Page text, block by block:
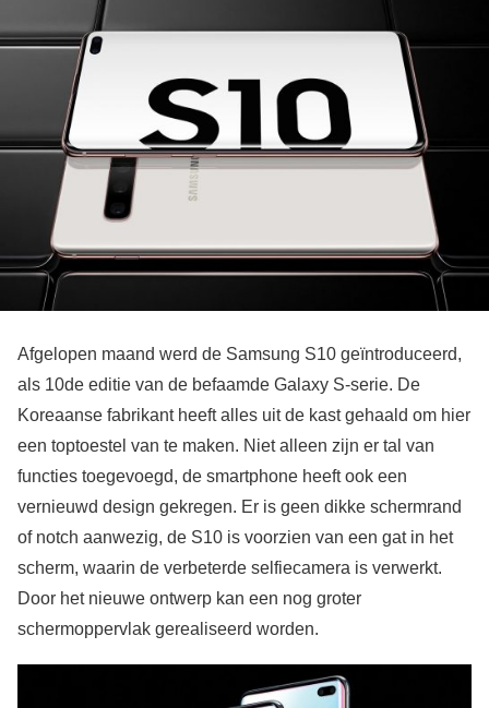
Afgelopen maand werd de Samsung S10 geïntroduceerd,
als 10de editie van de befaamde Galaxy S-serie. De
Koreaanse fabrikant heeft alles uit de kast gehaald om hier
een toptoestel van te maken. Niet alleen zijn er tal van
functies toegevoegd, de smartphone heeft ook een
vernieuwd design gekregen. Er is geen dikke schermrand
of notch aanwezig, de S10 is voorzien van een gat in het
scherm, waarin de verbeterde selfiecamera is verwerkt.
Door het nieuwe ontwerp kan een nog groter
schermoppervlak gerealiseerd worden.